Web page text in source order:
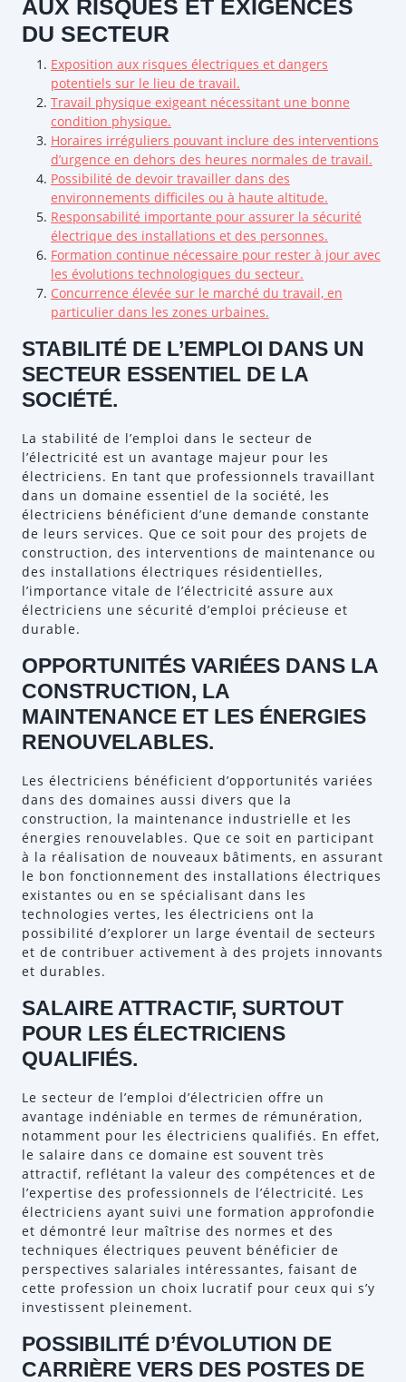
AUX RISQUES ET EXIGENCES
DU SECTEUR
Exposition aux risques électriques et dangers
potentiels sur le lieu de travail.
Travail physique exigeant nécessitant une bonne
condition physique.
Horaires irréguliers pouvant inclure des interventions
d’urgence en dehors des heures normales de travail.
Possibilité de devoir travailler dans des
environnements difficiles ou à haute altitude.
Responsabilité importante pour assurer la sécurité
électrique des installations et des personnes.
Formation continue nécessaire pour rester à jour avec
les évolutions technologiques du secteur.
Concurrence élevée sur le marché du travail, en
particulier dans les zones urbaines.
STABILITÉ DE L’EMPLOI DANS UN
SECTEUR ESSENTIEL DE LA
SOCIÉTÉ.
La stabilité de l’emploi dans le secteur de
l’électricité est un avantage majeur pour les
électriciens. En tant que professionnels travaillant
dans un domaine essentiel de la société, les
électriciens bénéficient d’une demande constante
de leurs services. Que ce soit pour des projets de
construction, des interventions de maintenance ou
des installations électriques résidentielles,
l’importance vitale de l’électricité assure aux
électriciens une sécurité d’emploi précieuse et
durable.
OPPORTUNITÉS VARIÉES DANS LA
CONSTRUCTION, LA
MAINTENANCE ET LES ÉNERGIES
RENOUVELABLES.
Les électriciens bénéficient d’opportunités variées
dans des domaines aussi divers que la
construction, la maintenance industrielle et les
énergies renouvelables. Que ce soit en participant
à la réalisation de nouveaux bâtiments, en assurant
le bon fonctionnement des installations électriques
existantes ou en se spécialisant dans les
technologies vertes, les électriciens ont la
possibilité d’explorer un large éventail de secteurs
et de contribuer activement à des projets innovants
et durables.
SALAIRE ATTRACTIF, SURTOUT
POUR LES ÉLECTRICIENS
QUALIFIÉS.
Le secteur de l’emploi d’électricien offre un
avantage indéniable en termes de rémunération,
notamment pour les électriciens qualifiés. En effet,
le salaire dans ce domaine est souvent très
attractif, reflétant la valeur des compétences et de
l’expertise des professionnels de l’électricité. Les
électriciens ayant suivi une formation approfondie
et démontré leur maîtrise des normes et des
techniques électriques peuvent bénéficier de
perspectives salariales intéressantes, faisant de
cette profession un choix lucratif pour ceux qui s’y
investissent pleinement.
POSSIBILITÉ D’ÉVOLUTION DE
CARRIÈRE VERS DES POSTES DE